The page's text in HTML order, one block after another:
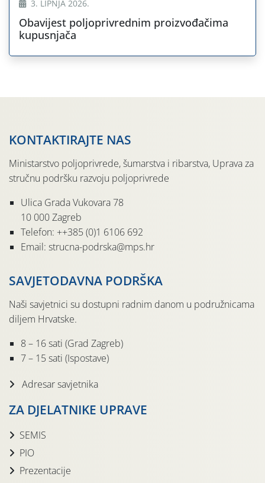
3. LIPNJA 2026.
Obavijest poljoprivrednim proizvođačima
kupusnjača
KONTAKTIRAJTE NAS
Ministarstvo poljoprivrede, šumarstva i ribarstva, Uprava za
stručnu podršku razvoju poljoprivrede
Ulica Grada Vukovara 78
10 000 Zagreb
Telefon: ++385 (0)1 6106 692
Email: strucna-podrska@mps.hr
SAVJETODAVNA PODRŠKA
Naši savjetnici su dostupni radnim danom u podružnicama
diljem Hrvatske.
8 – 16 sati (Grad Zagreb)
7 – 15 sati (Ispostave)
Adresar savjetnika
ZA DJELATNIKE UPRAVE
SEMIS
PIO
Prezentacije